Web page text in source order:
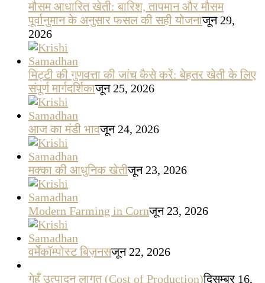
मौसम आधारित खेती: बारिश, तापमान और मौसम
पूर्वानुमान के अनुसार फसल की सही योजनाजून 29,
2026
मिट्टी की गुणवत्ता की जांच कैसे करें: बेहतर खेती के लिए
संपूर्ण मार्गदर्शिकाजून 25, 2026
आज का मंडी भावजून 24, 2026
मक्का की आधुनिक खेतीजून 23, 2026
Modern Farming in Cornजून 23, 2026
वर्मेकॉम्पोस्ट बिज़नसजून 22, 2026
गेहूँ उत्पादन लागत (Cost of Production)दिसम्बर 16,